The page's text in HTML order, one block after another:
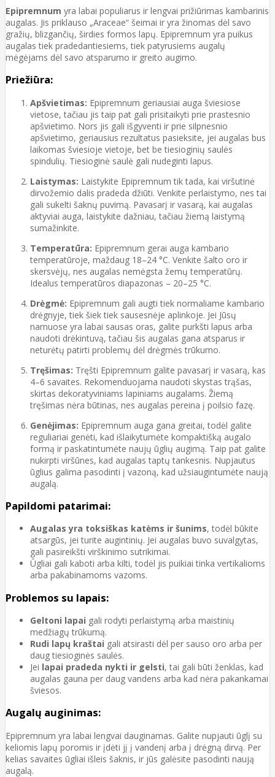
Epipremnum yra labai populiarus ir lengvai prižiūrimas kambarinis
augalas. Jis priklauso „Araceae“ šeimai ir yra žinomas dėl savo
gražių, blizgančių, širdies formos lapų. Epipremnum yra puikus
augalas tiek pradedantiesiems, tiek patyrusiems augalų
mėgėjams dėl savo atsparumo ir greito augimo.
Priežiūra:
Apšvietimas: Epipremnum geriausiai auga šviesiose
vietose, tačiau jis taip pat gali prisitaikyti prie prastesnio
apšvietimo. Nors jis gali išgyventi ir prie silpnesnio
apšvietimo, geriausius rezultatus pasieksite, jei augalas bus
laikomas šviesioje vietoje, bet be tiesioginių saulės
spindulių. Tiesioginė saulė gali nudeginti lapus.
Laistymas: Laistykite Epipremnum tik tada, kai viršutinė
dirvožemio dalis pradeda džiūti. Venkite perlaistymo, nes tai
gali sukelti šaknų puvimą. Pavasarį ir vasarą, kai augalas
aktyviai auga, laistykite dažniau, tačiau žiemą laistymą
sumažinkite.
Temperatūra: Epipremnum gerai auga kambario
temperatūroje, maždaug 18–24 °C. Venkite šalto oro ir
skersvėjų, nes augalas nemėgsta žemų temperatūrų.
Idealus temperatūros diapazonas – 20–25 °C.
Drėgmė: Epipremnum gali augti tiek normaliame kambario
drėgnyje, tiek šiek tiek sausesnėje aplinkoje. Jei Jūsų
namuose yra labai sausas oras, galite purkšti lapus arba
naudoti drėkintuvą, tačiau šis augalas gana atsparus ir
neturėtų patirti problemų dėl drėgmės trūkumo.
Tręšimas: Tręšti Epipremnum galite pavasarį ir vasarą, kas
4–6 savaites. Rekomenduojama naudoti skystas trąšas,
skirtas dekoratyviniams lapiniams augalams. Žiemą
tręšimas nėra būtinas, nes augalas pereina į poilsio fazę.
Genėjimas: Epipremnum auga gana greitai, todėl galite
reguliariai genėti, kad išlaikytumėte kompaktišką augalo
formą ir paskatintumėte naujų ūglių augimą. Taip pat galite
nukirpti viršūnes, kad augalas taptų tankesnis. Nupjautus
ūglius galima pasodinti į vazoną, kad užsiaugintumėte naują
augalą.
Papildomi patarimai:
Augalas yra toksiškas katėms ir šunims, todėl būkite
atsargūs, jei turite augintinių. Jei augalas buvo suvalgytas,
gali pasireikšti virškinimo sutrikimai.
Ūgliai gali kaboti arba kilti, todėl jis puikiai tinka vertikalioms
arba pakabinamoms vazoms.
Problemos su lapais:
Geltoni lapai gali rodyti perlaistymą arba maistinių
medžiagų trūkumą.
Rudi lapų kraštai gali atsirasti dėl per sauso oro arba per
daug tiesioginės saulės.
Jei lapai pradeda nykti ir gelsti, tai gali būti ženklas, kad
augalas gauna per daug vandens arba kad nėra pakankamai
šviesos.
Augalų auginimas:
Epipremnum yra labai lengvai dauginamas. Galite nupjauti ūglį su
keliomis lapų poromis ir įdėti jį į vandenį arba į drėgną dirvą. Per
kelias savaites ūgliai išleis šaknis, ir jūs galėsite pasodinti naują
augalą.